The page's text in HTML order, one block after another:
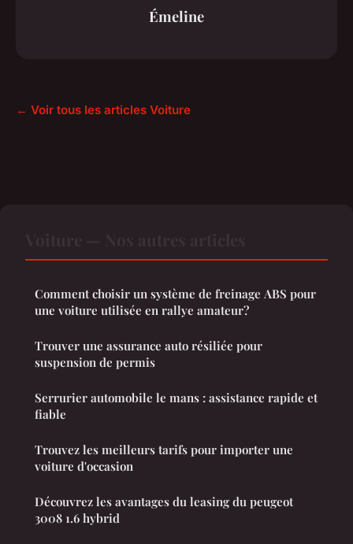
Émeline
← Voir tous les articles Voiture
Comment choisir un système de freinage ABS pour
une voiture utilisée en rallye amateur?
Trouver une assurance auto résiliée pour
suspension de permis
Serrurier automobile le mans : assistance rapide et
fiable
Trouvez les meilleurs tarifs pour importer une
voiture d'occasion
Découvrez les avantages du leasing du peugeot
3008 1.6 hybrid